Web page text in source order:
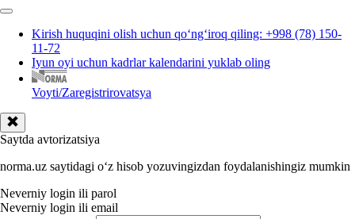
Kirish huquqini olish uchun qoʻngʻiroq qiling: +998 (78) 150-
11-72
Iyun oyi uchun kadrlar kalendarini yuklab oling
Voyti/Zaregistrirovatsya
Saytda avtorizatsiya
norma.uz saytidagi oʻz hisob yozuvingizdan foydalanishingiz mumkin
Neverniy login ili parol
Neverniy login ili email